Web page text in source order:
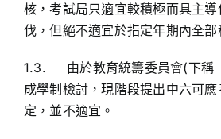
核，考試局只適宜較積極而具主
伐，但絕不適宜於指定年期內全部
1.3. 由於教育統籌委員會(下稱
成學制檢討，現階段提出中六可
定，並不適宜。